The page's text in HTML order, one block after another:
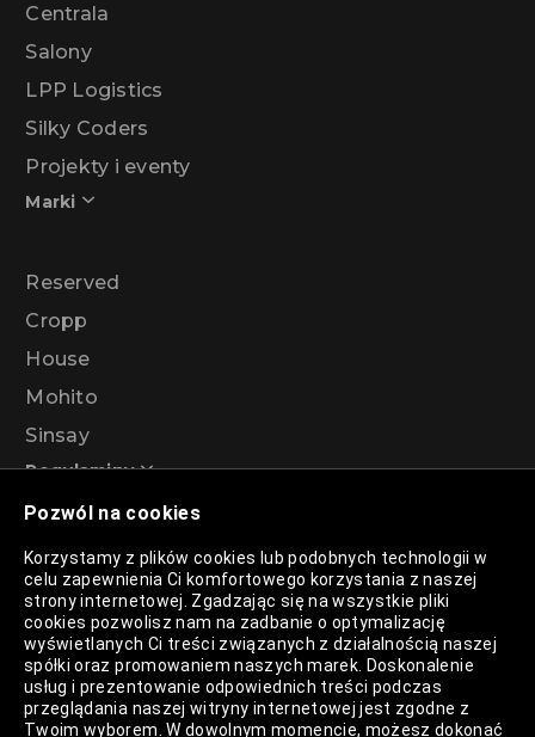
Pozwól na cookies
Korzystamy z plików cookies lub podobnych technologii w
celu zapewnienia Ci komfortowego korzystania z naszej
strony internetowej. Zgadzając się na wszystkie pliki
cookies pozwolisz nam na zadbanie o optymalizację
wyświetlanych Ci treści związanych z działalnością naszej
spółki oraz promowaniem naszych marek. Doskonalenie
usług i prezentowanie odpowiednich treści podczas
przeglądania naszej witryny internetowej jest zgodne z
Twoim wyborem. W dowolnym momencie, możesz dokonać
Centrala
Salony
LPP Logistics
Silky Coders
Projekty i eventy
Marki
Reserved
Cropp
House
Mohito
Sinsay
Regulaminy
Regulamin akcji promocyjnej – Program
rabatowy 99%
Polityka Prywatności
Polityka Plików Cookies